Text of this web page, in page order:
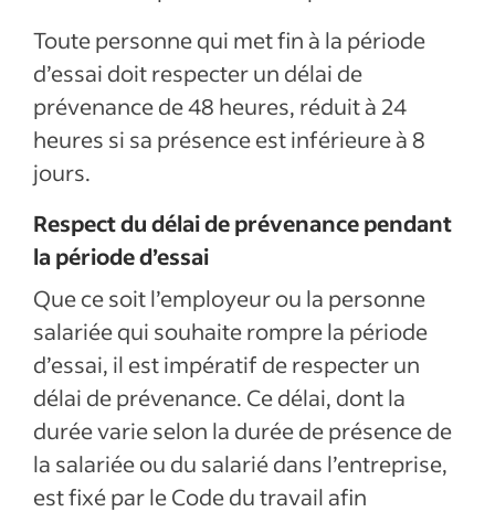
Toute personne qui met fin à la période
d’essai doit respecter un délai de
prévenance de 48 heures, réduit à 24
heures si sa présence est inférieure à 8
jours.
Respect du délai de prévenance pendant
la période d’essai
Que ce soit l’employeur ou la personne
salariée qui souhaite rompre la période
d’essai, il est impératif de respecter un
délai de prévenance. Ce délai, dont la
durée varie selon la durée de présence de
la salariée ou du salarié dans l’entreprise,
est fixé par le Code du travail afin